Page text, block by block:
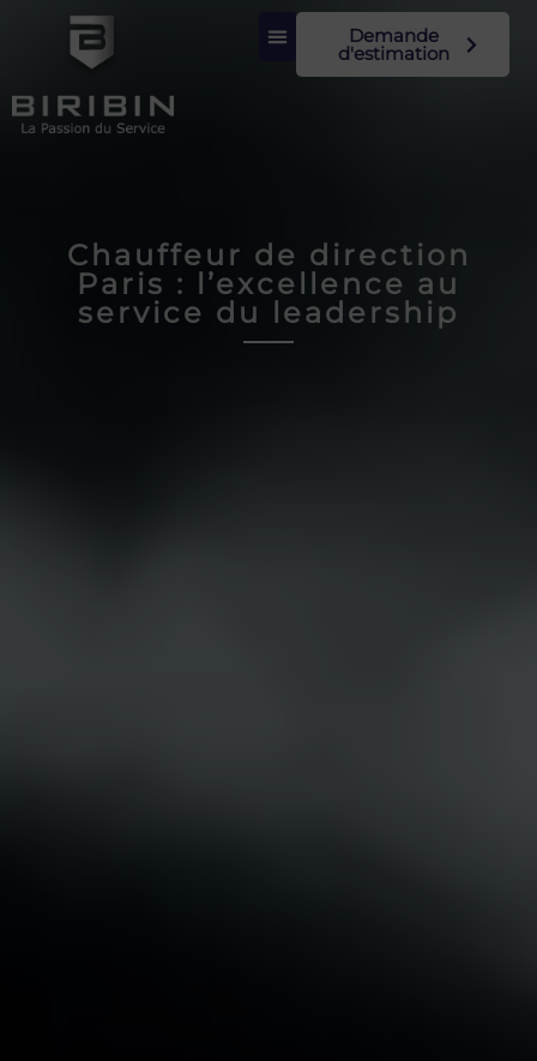
Demande
d'estimation
Chauffeur de direction
Paris : l’excellence au
service du leadership